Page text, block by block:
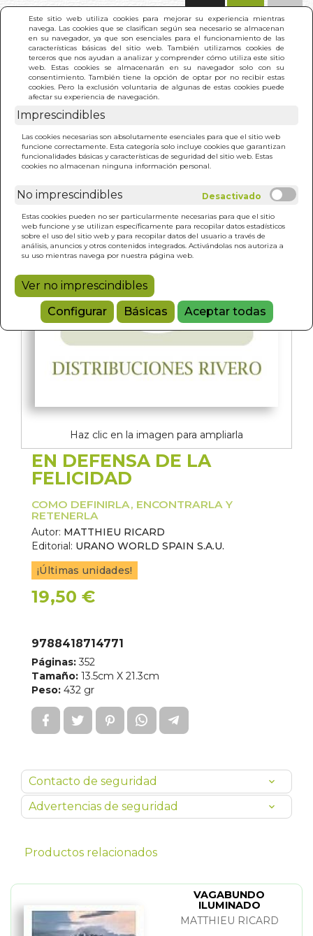
Este sitio web utiliza cookies para mejorar su experiencia mientras
navega. Las cookies que se clasifican según sea necesario se almacenan
en su navegador, ya que son esenciales para el funcionamiento de las
características básicas del sitio web. También utilizamos cookies de
terceros que nos ayudan a analizar y comprender cómo utiliza este sitio
web. Estas cookies se almacenarán en su navegador solo con su
consentimiento. También tiene la opción de optar por no recibir estas
cookies. Pero la exclusión voluntaria de algunas de estas cookies puede
afectar su experiencia de navegación.
Imprescindibles
Las cookies necesarias son absolutamente esenciales para que el sitio web
funcione correctamente. Esta categoría solo incluye cookies que garantizan
funcionalidades básicas y características de seguridad del sitio web. Estas
cookies no almacenan ninguna información personal.
No imprescindibles
Estas cookies pueden no ser particularmente necesarias para que el sitio
web funcione y se utilizan específicamente para recopilar datos estadísticos
sobre el uso del sitio web y para recopilar datos del usuario a través de
análisis, anuncios y otros contenidos integrados. Activándolas nos autoriza a
su uso mientras navega por nuestra página web.
Ver no imprescindibles
Configurar
Básicas Aceptar todas
INICIO > EN DEFENSA DE LA FELICIDAD
Haz clic en la imagen para ampliarla
EN DEFENSA DE LA
FELICIDAD
COMO DEFINIRLA, ENCONTRARLA Y
RETENERLA
Autor: MATTHIEU RICARD
Editorial: URANO WORLD SPAIN S.A.U.
¡Últimas unidades!
19,50 €
9788418714771
Páginas: 352
Tamaño: 13.5cm X 21.3cm
Peso: 432 gr
Contacto de seguridad
Advertencias de seguridad
Productos relacionados
VAGABUNDO
ILUMINADO
MATTHIEU RICARD